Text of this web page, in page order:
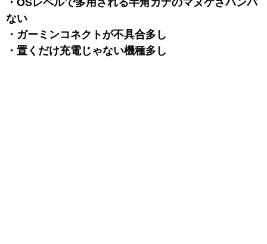
・OSレベルで多用される半角カナのマヌケさハンパ
ない
・ガーミンコネクトが不具合多し
・置くだけ充電じゃない機種多し